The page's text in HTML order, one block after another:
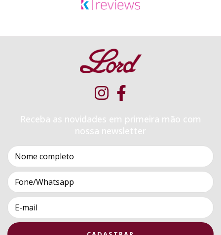
Receba as novidades em primeira mão com
nossa newsletter